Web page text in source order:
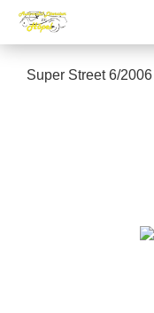
Super Street 6/2006